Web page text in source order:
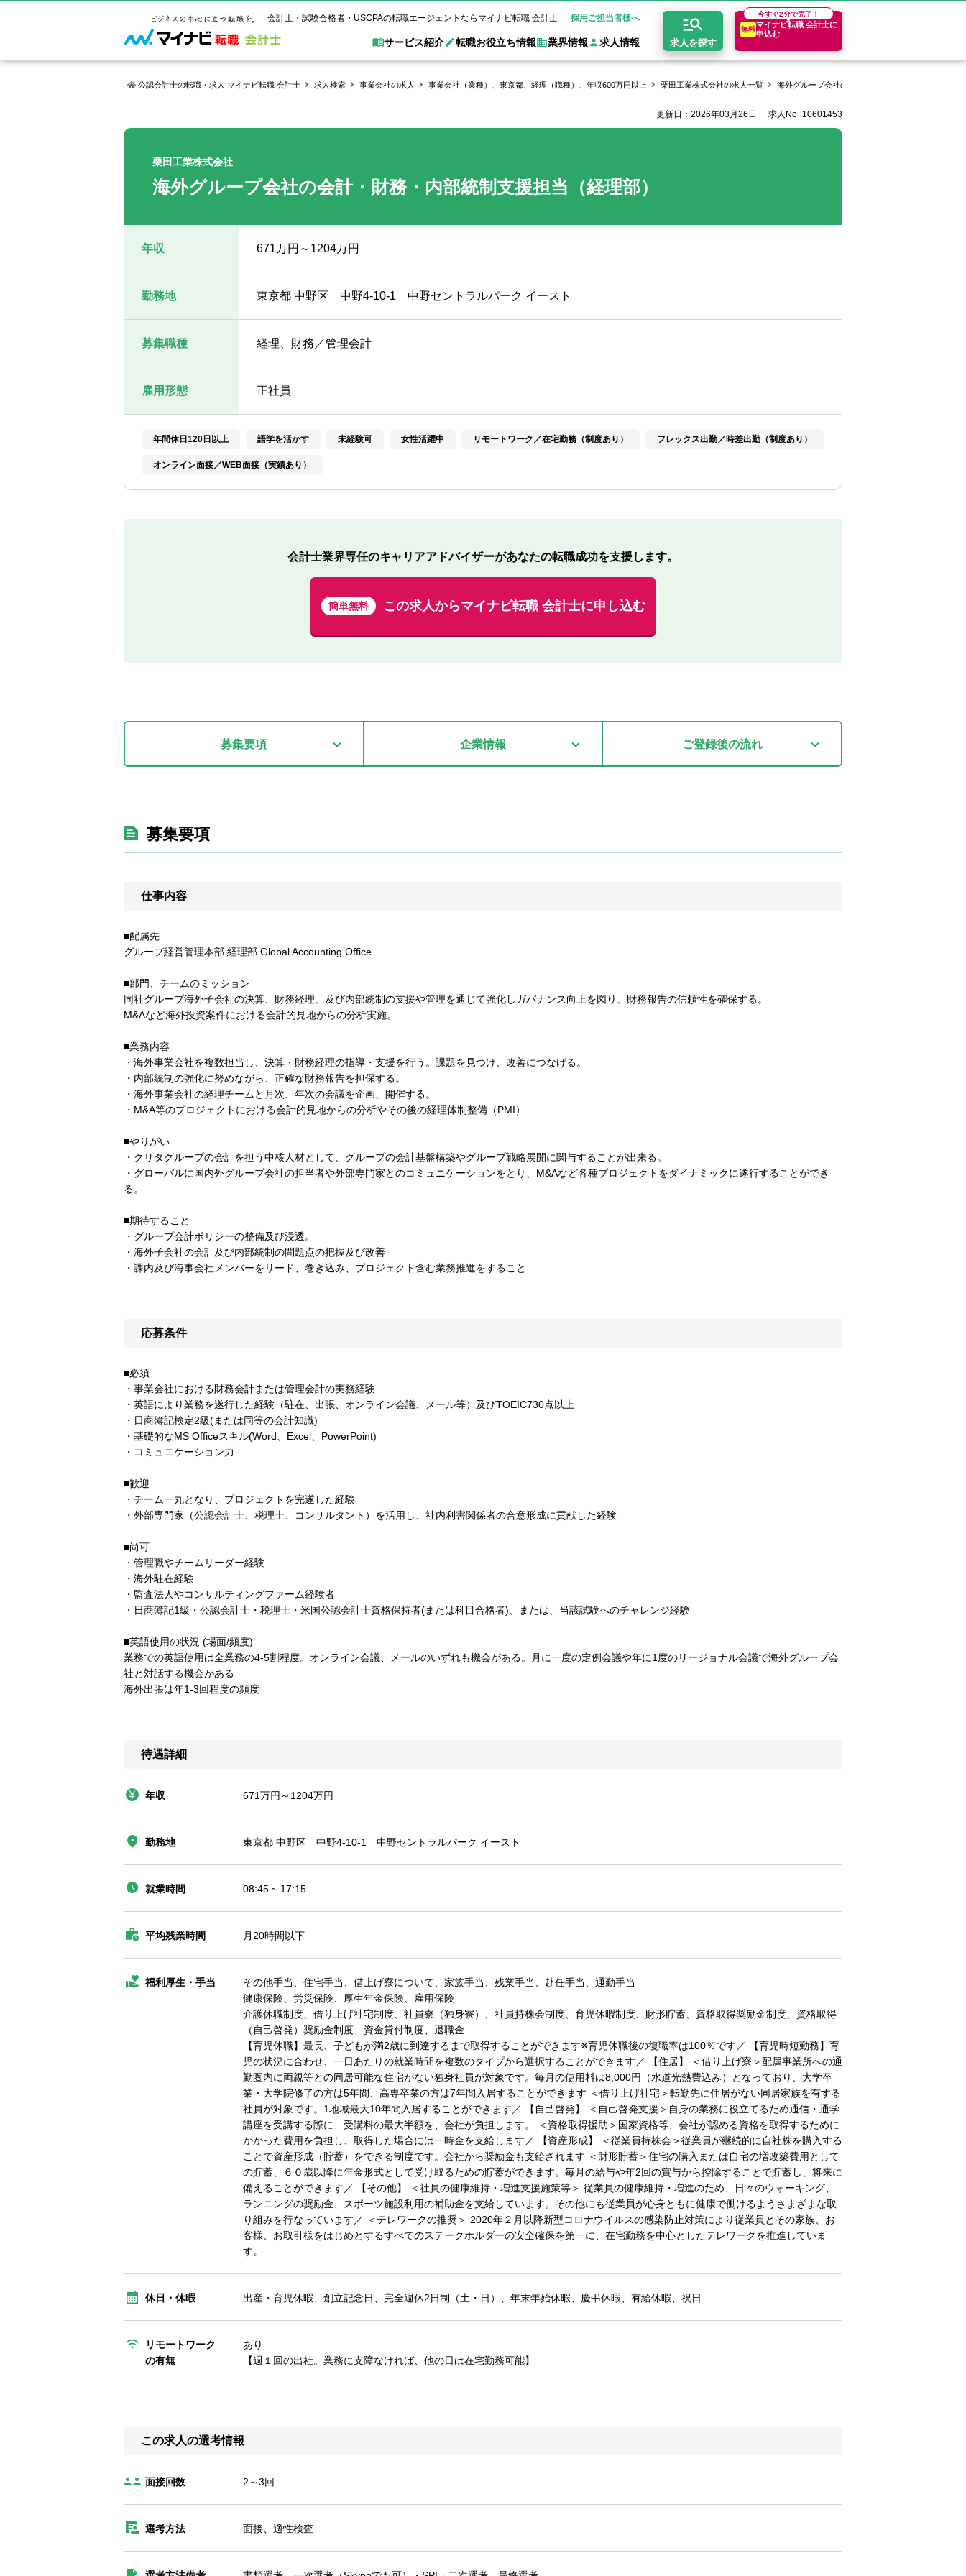
会計士・試験合格者・USCPAの転職エージェントならマイナビ転職 会計士 採用ご担当者様へ
求人を探す
今すぐ2分で完了！
無料
マイナビ転職 会計士に
申込む
サービス紹介
サービス紹介
ご利用の流れ 転職成功事例
非公開求人とは？
転職お役立ち情報
転職お役立ち情報
はじめての転職の方へ USCPAの転職
転職活動お役立ちコンテンツ
会計士・試験合格者の転職Q&A
業界情報
業界情報
試験科目一覧 会計士が活躍できる転職先
求人情報
公認会計士試験合格
会計事務所・税理士法人 事業会社
エリア別求人情報
公認会計士の転職・求人 マイナビ転職 会計士 求人検索 事業会社の求人 事業会社（業種）、東京都、経理（職種）、年収600万円以上 栗田工業株式会社の求人一覧 海外グループ会社の会計・財務・内部統制支援担当
更新日：2026年03月26日 求人No_10601453
栗田工業株式会社
海外グループ会社の会計・財務・内部統制支援担当（経理部）
年収 671万円～1204万円
勤務地 東京都 中野区 中野4-10-1 中野セントラルパーク イースト
募集職種 経理、財務／管理会計
雇用形態 正社員
年間休日120日以上 語学を活かす 未経験可 女性活躍中 リモートワーク／在宅勤務（制度あり） フレックス出勤／時差出勤（制度あり）
オンライン面接／WEB面接（実績あり）
会計士業界専任のキャリアアドバイザーがあなたの転職成功を支援します。
簡単無料 この求人からマイナビ転職 会計士に申し込む
募集要項 企業情報 ご登録後の流れ
募集要項
仕事内容
■配属先
グループ経営管理本部 経理部 Global Accounting Office
■部門、チームのミッション
同社グループ海外子会社の決算、財務経理、及び内部統制の支援や管理を通じて強化しガバナンス向上を図り、財務報告の信頼性を確保する。
M&Aなど海外投資案件における会計的見地からの分析実施。
■業務内容
・海外事業会社を複数担当し、決算・財務経理の指導・支援を行う。課題を見つけ、改善につなげる。
・内部統制の強化に努めながら、正確な財務報告を担保する。
・海外事業会社の経理チームと月次、年次の会議を企画、開催する。
・M&A等のプロジェクトにおける会計的見地からの分析やその後の経理体制整備（PMI）
■やりがい
・クリタグループの会計を担う中核人材として、グループの会計基盤構築やグループ戦略展開に関与することが出来る。
・グローバルに国内外グループ会社の担当者や外部専門家とのコミュニケーションをとり、M&Aなど各種プロジェクトをダイナミックに遂行することができ
る。
■期待すること
・グループ会計ポリシーの整備及び浸透。
・海外子会社の会計及び内部統制の問題点の把握及び改善
・課内及び海事会社メンバーをリード、巻き込み、プロジェクト含む業務推進をすること
応募条件
■必須
・事業会社における財務会計または管理会計の実務経験
・英語により業務を遂行した経験（駐在、出張、オンライン会議、メール等）及びTOEIC730点以上
・日商簿記検定2級(または同等の会計知識)
・基礎的なMS Officeスキル(Word、Excel、PowerPoint)
・コミュニケーション力
■歓迎
・チーム一丸となり、プロジェクトを完遂した経験
・外部専門家（公認会計士、税理士、コンサルタント）を活用し、社内利害関係者の合意形成に貢献した経験
■尚可
・管理職やチームリーダー経験
・海外駐在経験
・監査法人やコンサルティングファーム経験者
・日商簿記1級・公認会計士・税理士・米国公認会計士資格保持者(または科目合格者)、または、当該試験へのチャレンジ経験
■英語使用の状況 (場面/頻度)
業務での英語使用は全業務の4-5割程度。オンライン会議、メールのいずれも機会がある。月に一度の定例会議や年に1度のリージョナル会議で海外グループ会
社と対話する機会がある
海外出張は年1-3回程度の頻度
待遇詳細
年収 671万円～1204万円
勤務地 東京都 中野区 中野4-10-1 中野セントラルパーク イースト
就業時間 08:45 ~ 17:15
平均残業時間 月20時間以下
福利厚生・手当
その他手当、住宅手当、借上げ寮について、家族手当、残業手当、赴任手当、通勤手当
健康保険、労災保険、厚生年金保険、雇用保険
介護休職制度、借り上げ社宅制度、社員寮（独身寮）、社員持株会制度、育児休暇制度、財形貯蓄、資格取得奨励金制度、資格取得
（自己啓発）奨励金制度、資金貸付制度、退職金
【育児休職】最長、子どもが満2歳に到達するまで取得することができます※育児休職後の復職率は100％です／ 【育児時短勤務】育
児の状況に合わせ、一日あたりの就業時間を複数のタイプから選択することができます／ 【住居】 ＜借り上げ寮＞配属事業所への通
勤圏内に両親等との同居可能な住宅がない独身社員が対象です。毎月の使用料は8,000円（水道光熱費込み）となっており、大学卒
業・大学院修了の方は5年間、高専卒業の方は7年間入居することができます ＜借り上げ社宅＞転勤先に住居がない同居家族を有する
社員が対象です。1地域最大10年間入居することができます／ 【自己啓発】 ＜自己啓発支援＞自身の業務に役立てるため通信・通学
講座を受講する際に、受講料の最大半額を、会社が負担します。 ＜資格取得援助＞国家資格等、会社が認める資格を取得するために
かかった費用を負担し、取得した場合には一時金を支給します／ 【資産形成】 ＜従業員持株会＞従業員が継続的に自社株を購入する
ことで資産形成（貯蓄）をできる制度です。会社から奨励金も支給されます ＜財形貯蓄＞住宅の購入または自宅の増改築費用として
の貯蓄、６０歳以降に年金形式として受け取るための貯蓄ができます。毎月の給与や年2回の賞与から控除することで貯蓄し、将来に
備えることができます／ 【その他】 ＜社員の健康維持・増進支援施策等＞ 従業員の健康維持・増進のため、日々のウォーキング、
ランニングの奨励金、スポーツ施設利用の補助金を支給しています。その他にも従業員が心身ともに健康で働けるようさまざまな取
り組みを行なっています／ ＜テレワークの推奨＞ 2020年２月以降新型コロナウイルスの感染防止対策により従業員とその家族、お
客様、お取引様をはじめとするすべてのステークホルダーの安全確保を第一に、在宅勤務を中心としたテレワークを推進していま
す。
休日・休暇 出産・育児休暇、創立記念日、完全週休2日制（土・日）、年末年始休暇、慶弔休暇、有給休暇、祝日
リモートワーク
の有無
あり
【週１回の出社。業務に支障なければ、他の日は在宅勤務可能】
この求人の選考情報
面接回数 2～3回
選考方法 面接、適性検査